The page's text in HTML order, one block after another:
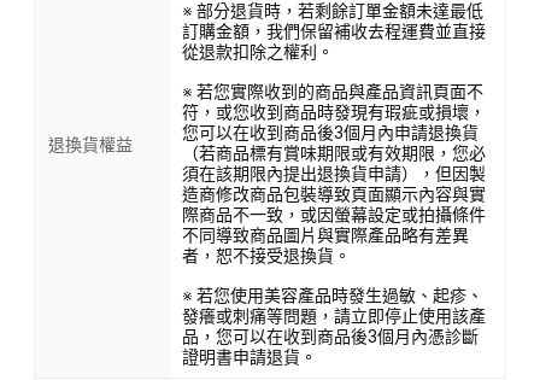
退換貨權益
※ 部分退貨時，若剩餘訂單金額未達最低
訂購金額，我們保留補收去程運費並直接
從退款扣除之權利。
※ 若您實際收到的商品與產品資訊頁面不
符，或您收到商品時發現有瑕疵或損壞，
您可以在收到商品後3個月內申請退換貨
（若商品標有賞味期限或有效期限，您必
須在該期限內提出退換貨申請），但因製
造商修改商品包裝導致頁面顯示內容與實
際商品不一致，或因螢幕設定或拍攝條件
不同導致商品圖片與實際產品略有差異
者，恕不接受退換貨。
※ 若您使用美容產品時發生過敏、起疹、
發癢或刺痛等問題，請立即停止使用該產
品，您可以在收到商品後3個月內憑診斷
證明書申請退貨。